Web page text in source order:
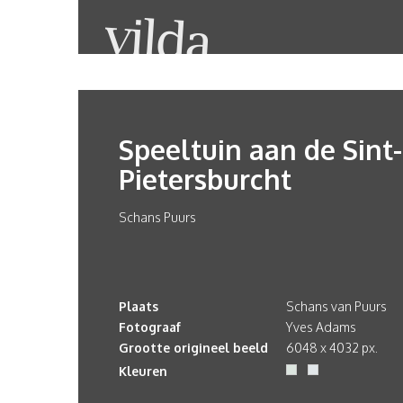
Speeltuin aan de Sint-
Pietersburcht
Schans Puurs
Plaats
Schans van Puurs
Fotograaf
Yves Adams
Grootte origineel beeld
6048 x 4032 px.
Kleuren